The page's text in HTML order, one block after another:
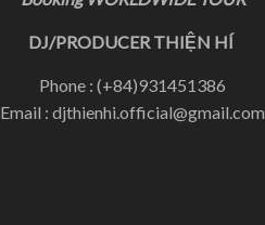
DJ/PRODUCER THIỆN HÍ
Phone : (+84)931451386
Email : djthienhi.official@gmail.com